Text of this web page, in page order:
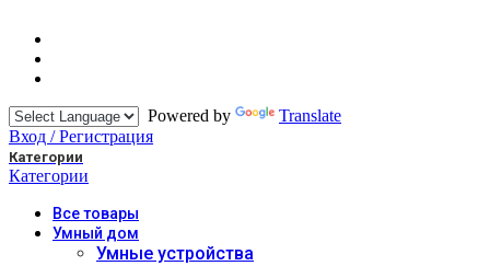
Powered by
Translate
Вход / Регистрация
Категории
Категории
Всетовары
Умный дом
Умные устройства